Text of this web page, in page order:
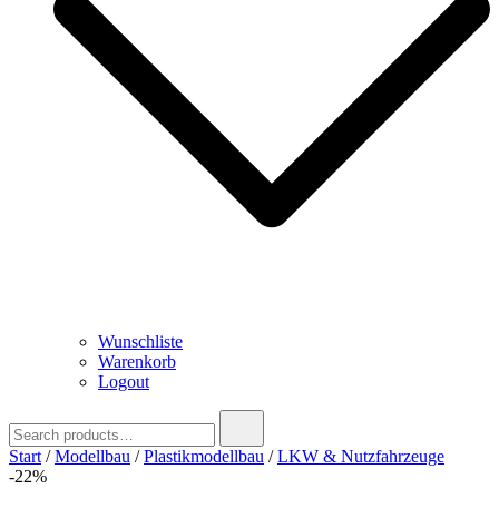
Wunschliste
Warenkorb
Logout
for:
Start /Modellbau /Plastikmodellbau /LKW & Nutzfahrzeuge
-22%